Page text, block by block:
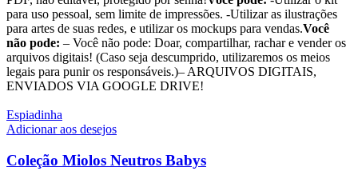
para uso pessoal, sem limite de impressões. -Utilizar as ilustrações
para artes de suas redes, e utilizar os mockups para vendas.Você
não pode: – Você não pode: Doar, compartilhar, rachar e vender os
arquivos digitais! (Caso seja descumprido, utilizaremos os meios
legais para punir os responsáveis.)– ARQUIVOS DIGITAIS,
ENVIADOS VIA GOOGLE DRIVE!
Espiadinha
Adicionar aos desejos
Coleção Miolos Neutros Babys